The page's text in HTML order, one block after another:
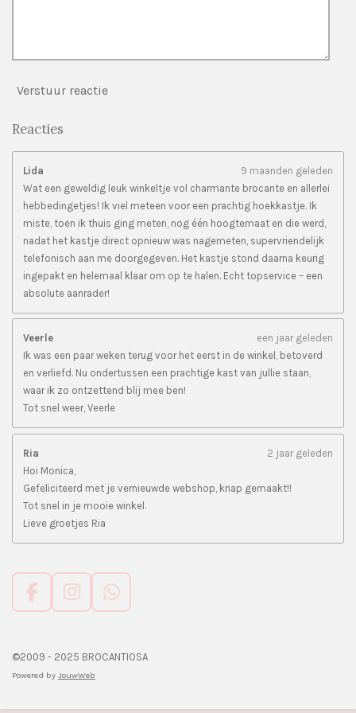
Verstuur reactie
Reacties
Lida
9 maanden geleden
Wat een geweldig leuk winkeltje vol charmante brocante en allerlei
hebbedingetjes! Ik viel meteen voor een prachtig hoekkastje. Ik
miste, toen ik thuis ging meten, nog één hoogtemaat en die werd,
nadat het kastje direct opnieuw was nagemeten, supervriendelijk
telefonisch aan me doorgegeven. Het kastje stond daarna keurig
ingepakt en helemaal klaar om op te halen. Echt topservice – een
absolute aanrader!
Veerle
een jaar geleden
Ik was een paar weken terug voor het eerst in de winkel, betoverd
en verliefd. Nu ondertussen een prachtige kast van jullie staan,
waar ik zo ontzettend blij mee ben!
Tot snel weer, Veerle
Ria
2 jaar geleden
Hoi Monica,
Gefeliciteerd met je vernieuwde webshop, knap gemaakt!!
Tot snel in je mooie winkel.
Lieve groetjes Ria
F
e
b
I
t
a
W
t
©2009 - 2025 BROCANTIOSA
Powered by JouwWeb